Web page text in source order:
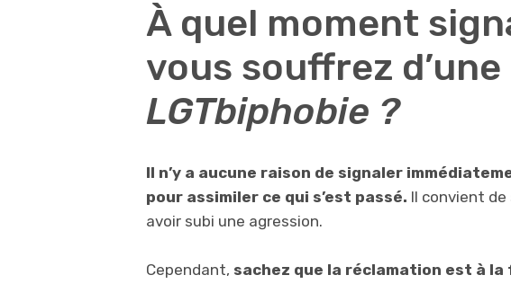
À quel moment
vous souffrez
LGTbiphobie ?
Il n’y a aucune raison de signaler
pour assimiler ce qui s’est passé. Il convient
avoir subi une agression.
Cependant, sachez que la réclamation est à